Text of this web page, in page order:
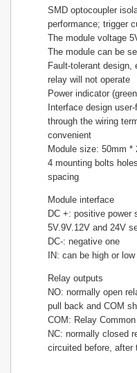
SMD optocoupler
performance; trigger
The module voltage
The module can be
Fault-tolerant
relay will not operate
Power indicator
Interface design
through the wiring
convenient
Module size: 50mm *
4 mounting bolts
spacing
Module interface
DC +: positive power
5V.9V.12V and 24V
DC-: negative one
IN: can be high or
Relay outputs
NO: normally open
pull back and COM
COM: Relay
NC: normally closed
circuited before, after